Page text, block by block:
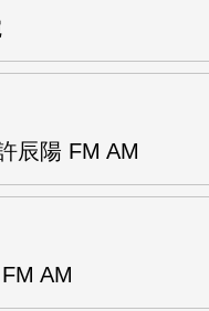
辰陽 FM AM
AM